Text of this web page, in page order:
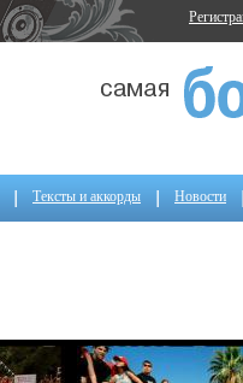
Тексты и аккорды Новости